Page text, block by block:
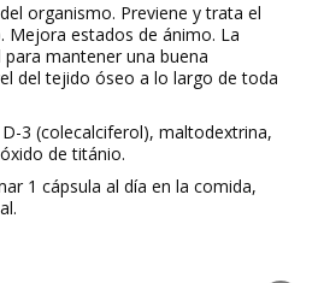
organismo. Previene y trata el
Mejora estados de ánimo. La
mantener una buena
del tejido óseo a lo largo de toda
3 (colecalciferol), maltodextrina,
de titánio.
1 cápsula al día en la comida,